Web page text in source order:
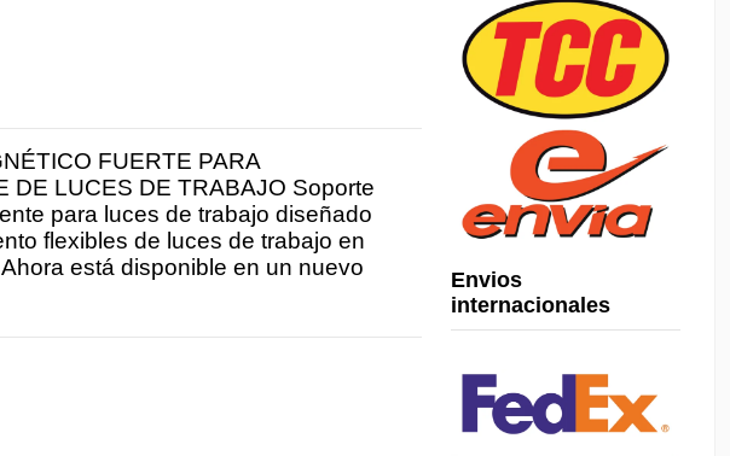
FUERTE PARA
DE LUCES DE TRABAJO Soporte
para luces de trabajo diseñado
flexibles de luces de trabajo en
está disponible en un nuevo
Envios
internacionales